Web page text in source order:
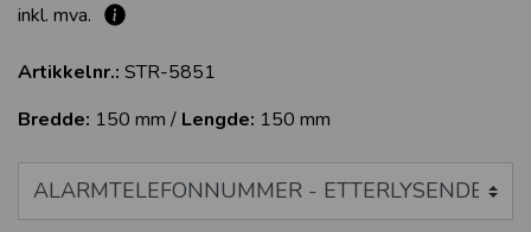
inkl. mva.
Artikkelnr.: STR-5851
Bredde: 150 mm / Lengde: 150 mm